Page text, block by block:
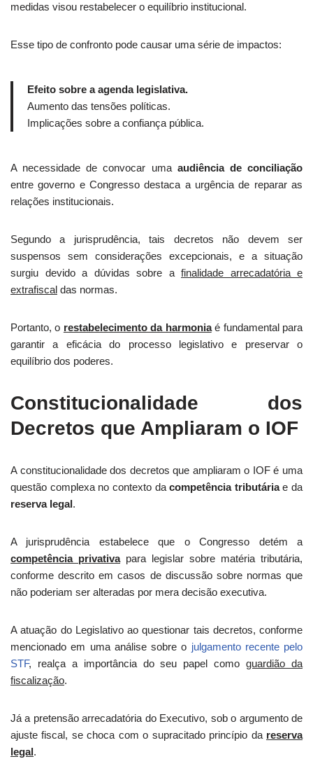
medidas visou restabelecer o equilíbrio institucional.
Esse tipo de confronto pode causar uma série de impactos:
Efeito sobre a agenda legislativa.
Aumento das tensões políticas.
Implicações sobre a confiança pública.
A necessidade de convocar uma audiência de conciliação
entre governo e Congresso destaca a urgência de reparar as
relações institucionais.
Segundo a jurisprudência, tais decretos não devem ser
suspensos sem considerações excepcionais, e a situação
surgiu devido a dúvidas sobre a finalidade arrecadatória e
extrafiscal das normas.
Portanto, o restabelecimento da harmoniaé fundamental para
garantir a eficácia do processo legislativo e preservar o
equilíbrio dos poderes.
Constitucionalidade dos
Decretos que Ampliaram o IOF
A constitucionalidade dos decretos que ampliaram o IOF é uma
questão complexa no contexto dacompetência tributáriae da
reserva legal.
A jurisprudência estabelece que o Congresso detém a
competência privativapara legislar sobre matéria tributária,
conforme descrito em casos de discussão sobre normas que
não poderiam ser alteradas por mera decisão executiva.
A atuação do Legislativo ao questionar tais decretos, conforme
mencionado em uma análise sobre o julgamento recente pelo
STF, realça a importância do seu papel comoguardião da
fiscalização.
Já a pretensão arrecadatória do Executivo, sob o argumento de
ajuste fiscal, se choca com o supracitado princípio da reserva
legal.